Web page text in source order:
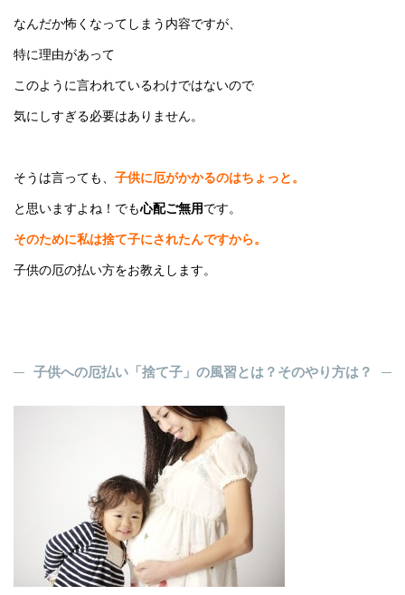
なんだか怖くなってしまう内容ですが、
特に理由があって
このように言われているわけではないので
気にしすぎる必要はありません。
そうは言っても、 子供に厄がかかるのはちょっと。
と思いますよね！でも心配ご無用です。
そのために私は捨て子にされたんですから。
子供の厄の払い方をお教えします。
子供への厄払い「捨て子」の風習とは？そのやり方は？